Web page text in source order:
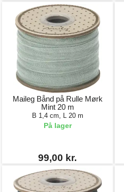
Maileg Bånd på Rulle Mørk
Mint 20 m
B 1,4 cm, L 20 m
På lager
99,00 kr.